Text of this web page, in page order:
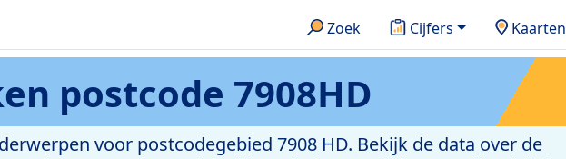
Zoek Cijfers Kaarten
postcode 7908HD
voor postcodegebied 7908 HD. Bekijk de data over de